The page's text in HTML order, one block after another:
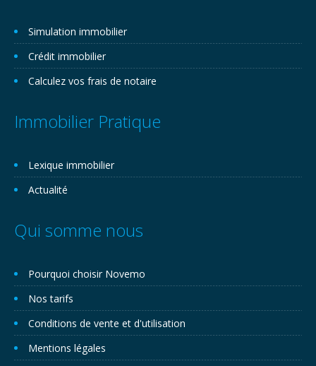
Simulation immobilier
Crédit immobilier
Calculez vos frais de notaire
Immobilier Pratique
Lexique immobilier
Actualité
Qui somme nous
Pourquoi choisir Novemo
Nos tarifs
Conditions de vente et d'utilisation
Mentions légales